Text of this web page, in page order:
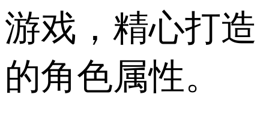
游戏，精心打造
的角色属性。